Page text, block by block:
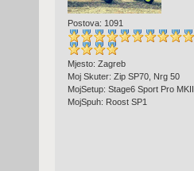
Postova: 1091
Mjesto: Zagreb
Moj Skuter: Zip SP70, Nrg 50
MojSetup: Stage6 Sport Pro MKII
MojSpuh: Roost SP1